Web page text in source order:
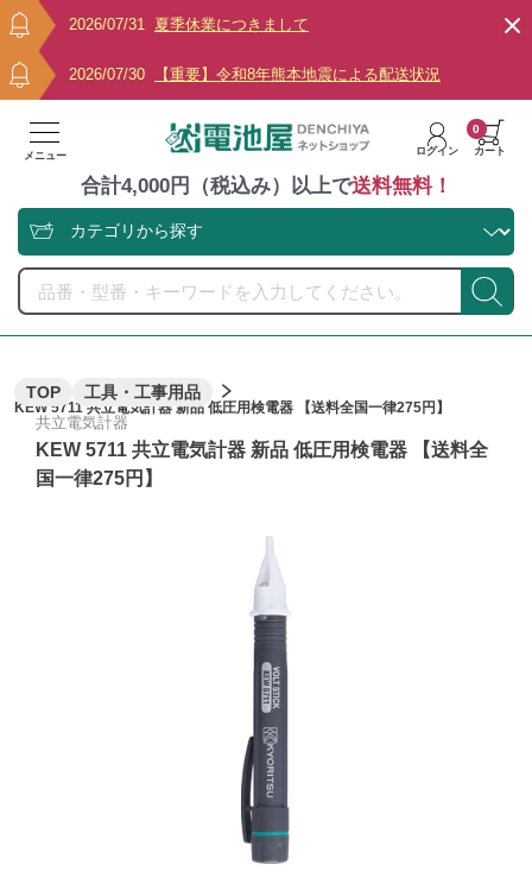
2026/07/31 夏季休業につきまして
2026/07/30 【重要】令和8年熊本地震による配送状況
メニュー ログイン カート
0
合計4,000円（税込み）以上で送料無料！
TOP 工具・工事用品
KEW 5711 共立電気計器 新品 低圧用検電器 【送料全国一律275円】
共立電気計器
KEW 5711 共立電気計器 新品 低圧用検電器 【送料全
国一律275円】